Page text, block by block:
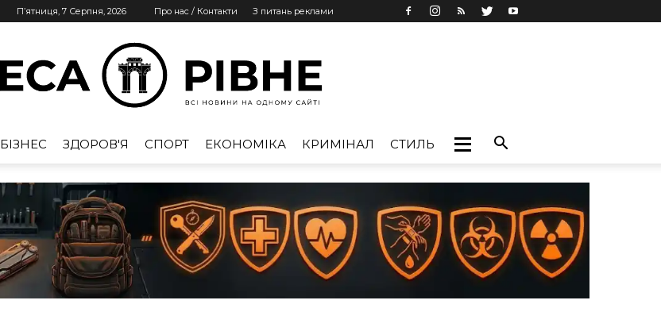
П’ятниця, 7 Серпня, 2026 Про нас / Контакти З питань реклами
Рівне
БІЗНЕС ЗДОРОВ'Я СПОРТ ЕКОНОМІКА КРИМІНАЛ СТИЛЬ